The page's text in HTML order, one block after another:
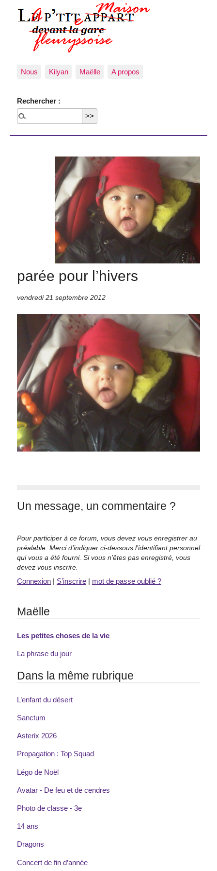
Nous Kilyan Maëlle A propos
Rechercher :
parée pour l’hivers
vendredi 21 septembre 2012
Un message, un commentaire ?
Pour participer à ce forum, vous devez vous enregistrer au
préalable. Merci d’indiquer ci-dessous l’identifiant personnel
qui vous a été fourni. Si vous n’êtes pas enregistré, vous
devez vous inscrire.
Connexion | S’inscrire | mot de passe oublié ?
Maëlle
Les petites choses de la vie
La phrase du jour
Dans la même rubrique
L’enfant du désert
Sanctum
Asterix 2026
Propagation : Top Squad
Légo de Noël
Avatar - De feu et de cendres
Photo de classe - 3e
14 ans
Dragons
Concert de fin d’année